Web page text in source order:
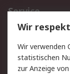
Service
Value Added
Hilfe
Wir
Wir verwenden
statistischen
zur Anzeige